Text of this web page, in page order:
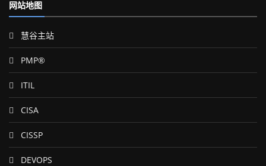
网站地图
慧谷主站
PMP®
ITIL
CISA
CISSP
DEVOPS